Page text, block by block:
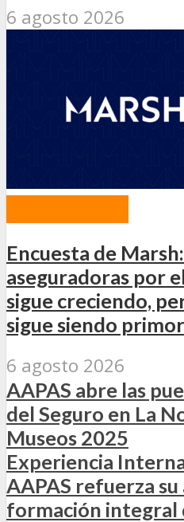
6 agosto 2026
Encuesta de
aseguradoras por
sigue creciendo,
sigue siendo
6 agosto 2026
AAPAS abre las
del Seguro en La
Museos 2025
Experiencia
AAPAS refuerza
formación integral